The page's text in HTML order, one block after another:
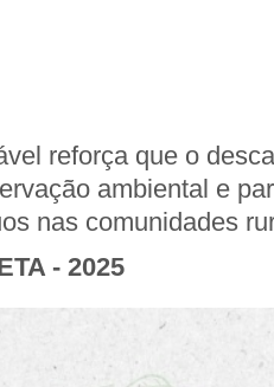
reforça que o
ambiental e
nas comunidades
- 2025